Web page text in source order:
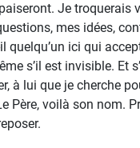
Je troquerais
mes idées,
quelqu’un ici qui
s’il est invisible. Et
à lui que je cherche
Père, voilà son nom.